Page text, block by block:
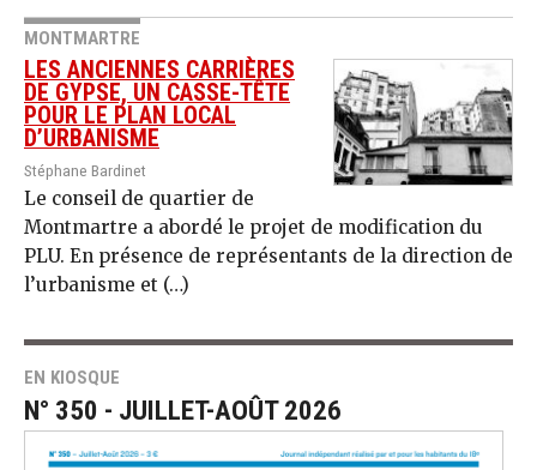
MONTMARTRE
LES ANCIENNES CARRIÈRES
DE GYPSE, UN CASSE-TÊTE
POUR LE PLAN LOCAL
D’URBANISME
Stéphane Bardinet
Le conseil de quartier de
Montmartre a abordé le projet de modification du
PLU. En présence de représentants de la direction de
l’urbanisme et (…)
EN KIOSQUE
N° 350 - JUILLET-AOÛT 2026